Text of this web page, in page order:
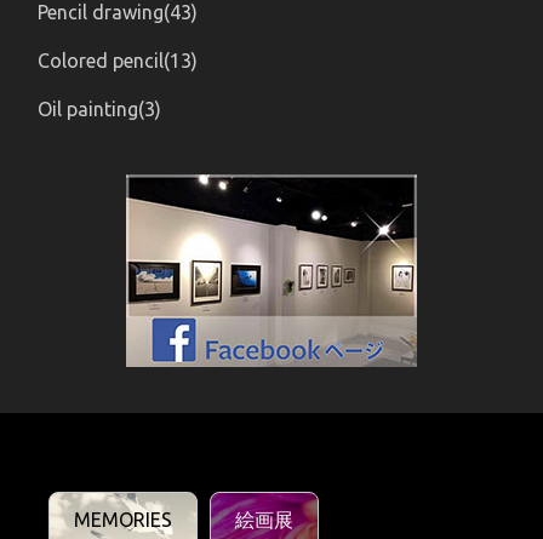
Pencil drawing(43)
Colored pencil(13)
Oil painting(3)
MEMORIES 絵画展